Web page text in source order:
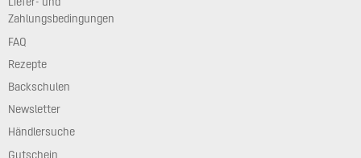
Zahlungsbedingungen
FAQ
Rezepte
Backschulen
Newsletter
Händlersuche
Gutschein